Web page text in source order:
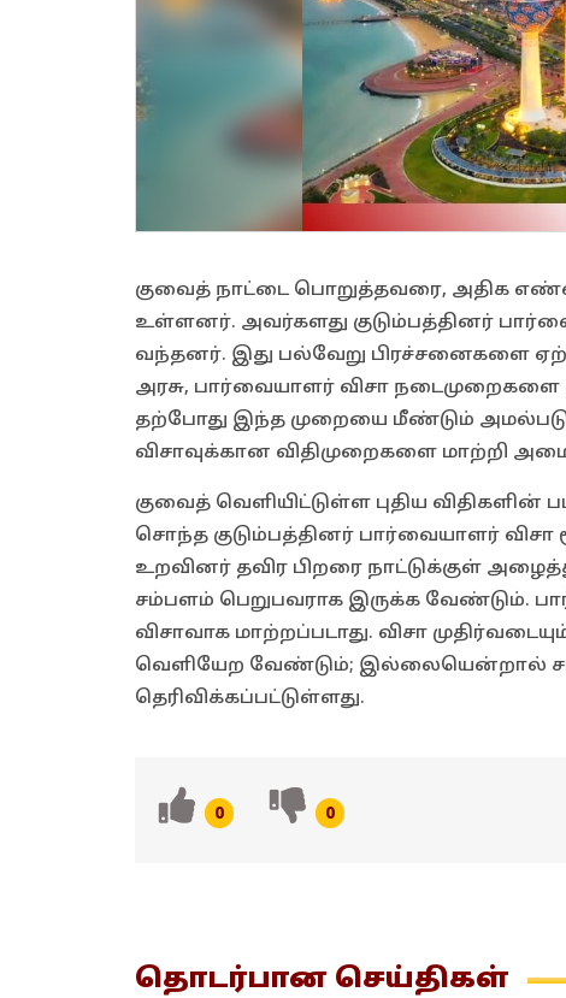
குவைத் நாட்டை பொறுத்தவரை, அதிக
உள்ளனர். அவர்களது குடும்பத்தினர்
வந்தனர். இது பல்வேறு பிரச்சனைகளை
அரசு, பார்வையாளர் விசா நடைமுறைகளை
தற்போது இந்த முறையை மீண்டும்
விசாவுக்கான விதிமுறைகளை மாற்றி
குவைத் வெளியிட்டுள்ள புதிய விதிகளின்
சொந்த குடும்பத்தினர் பார்வையாளர் விசா
உறவினர் தவிர பிறரை நாட்டுக்குள்
சம்பளம் பெறுபவராக இருக்க வேண்டும்.
விசாவாக மாற்றப்படாது. விசா
வெளியேற வேண்டும்; இல்லையென்றால்
தெரிவிக்கப்பட்டுள்ளது.
0 0
தொடர்பான செய்திகள்